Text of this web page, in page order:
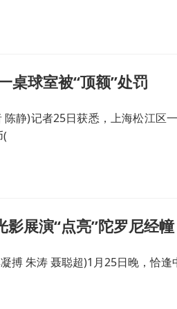
桌球室被“顶额”处罚
)记者25日获悉，上海松江区一
(
影展演“点亮”陀罗尼经幢
朱涛 聂聪超)1月25日晚，恰逢